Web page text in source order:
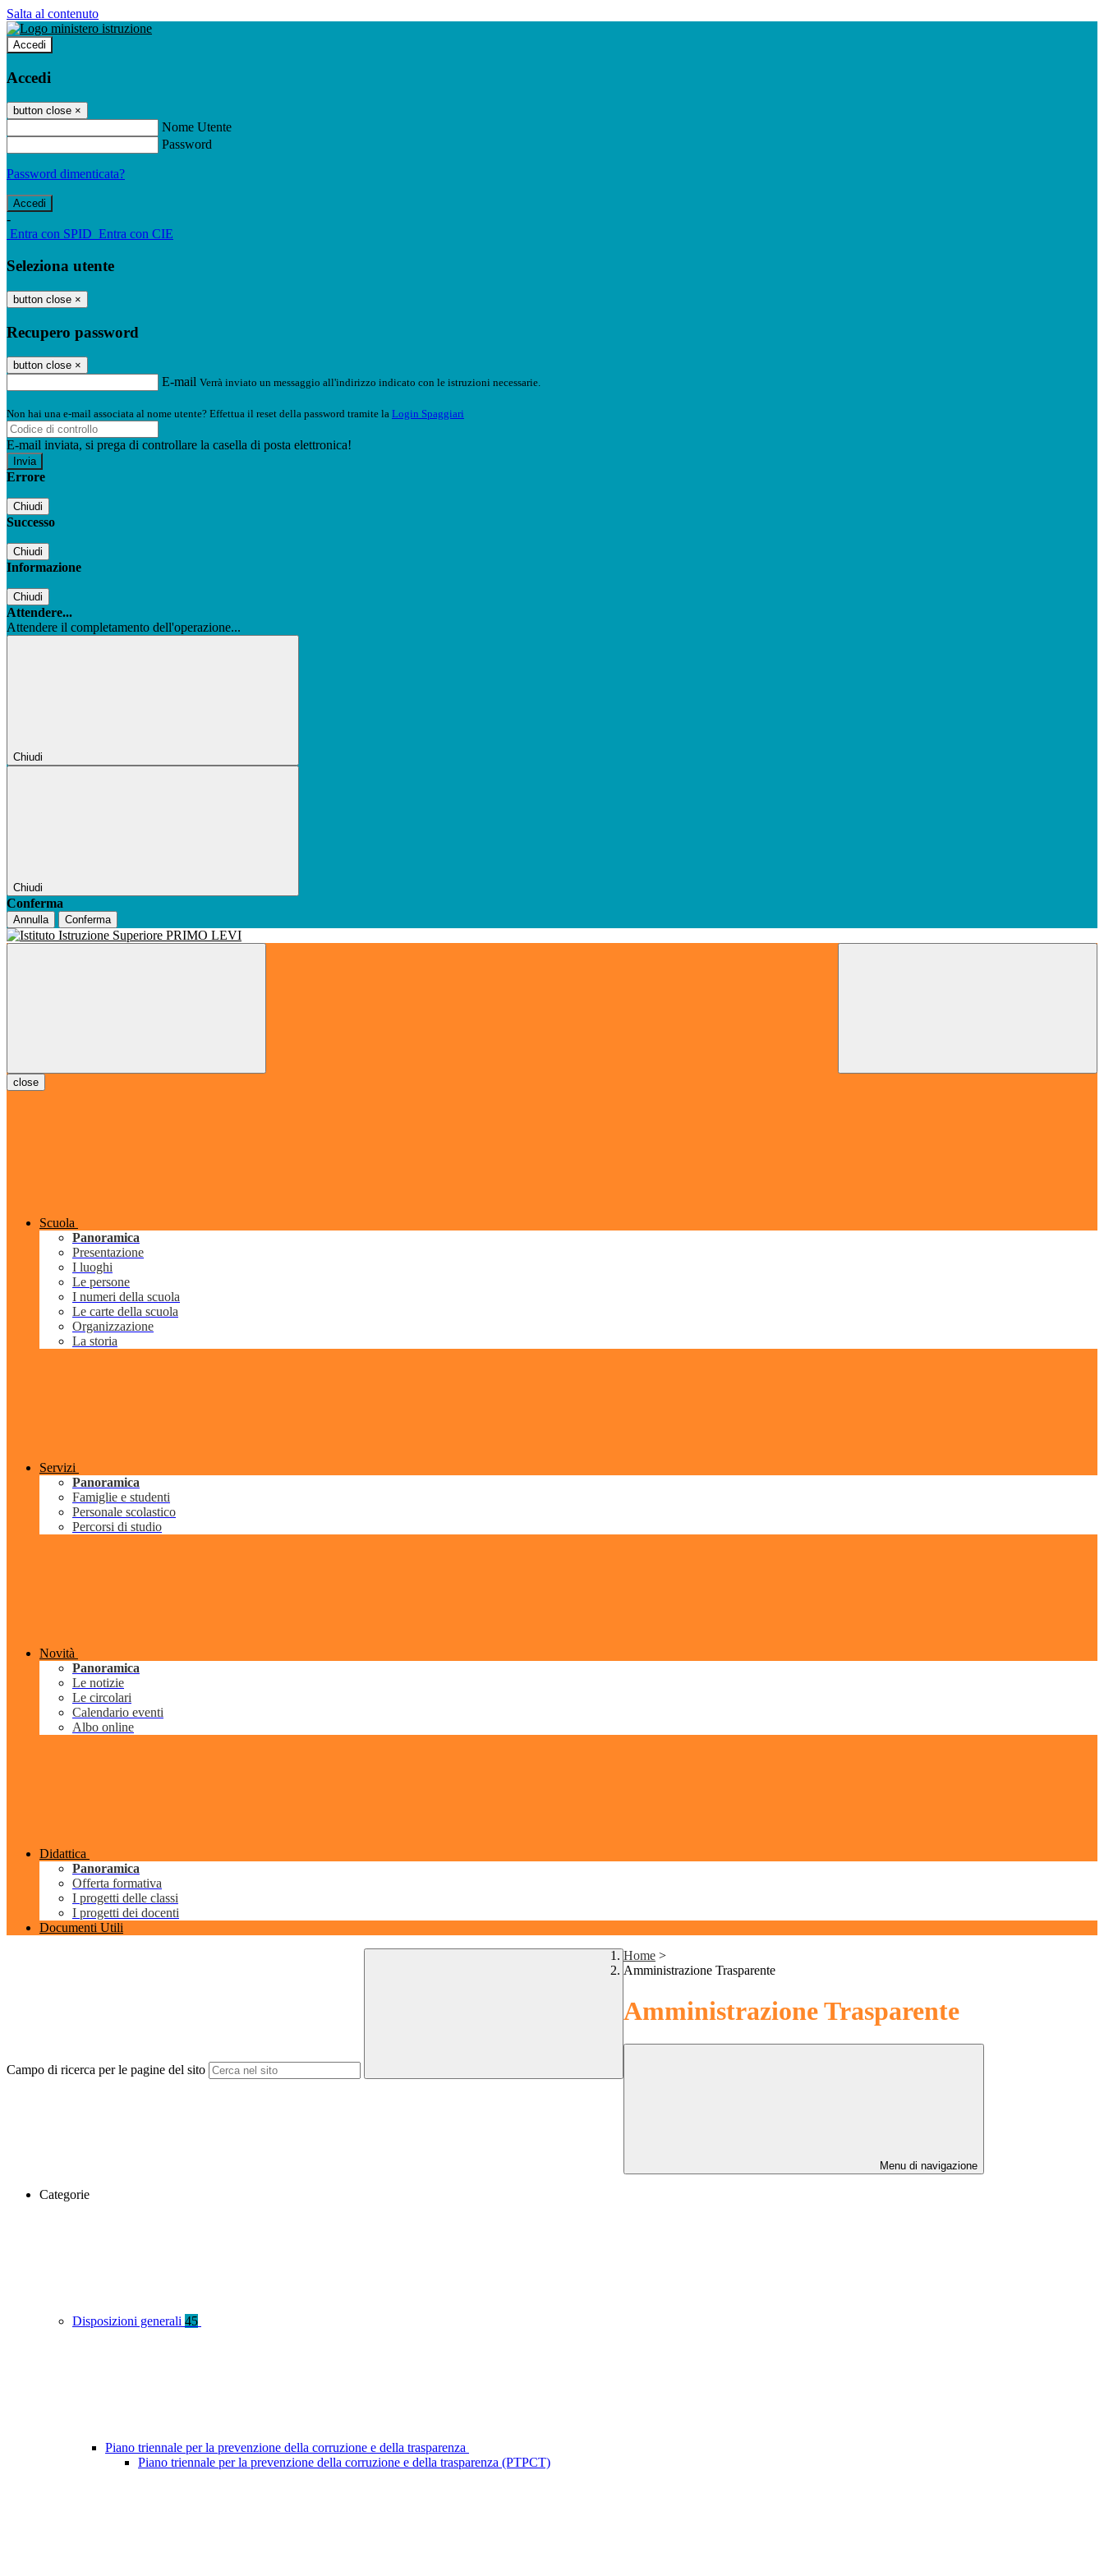
Salta al contenuto
Accedi
Accedi
button close ×
Nome Utente
Password
Password dimenticata?
-
Entra con SPID Entra con CIE
Seleziona utente
button close ×
Recupero password
button close ×
E-mail Verrà inviato un messaggio all'indirizzo indicato con le istruzioni necessarie.
Non hai una e-mail associata al nome utente? Effettua il reset della password tramite la Login Spaggiari
E-mail inviata, si prega di controllare la casella di posta elettronica!
Errore
Chiudi
Successo
Chiudi
Informazione
Chiudi
Attendere...
Attendere il completamento dell'operazione...
Chiudi
Chiudi
Conferma
Annulla Conferma
close
Scuola
Panoramica
Presentazione
I luoghi
Le persone
I numeri della scuola
Le carte della scuola
Organizzazione
La storia
Servizi
Panoramica
Famiglie e studenti
Personale scolastico
Percorsi di studio
Novità
Panoramica
Le notizie
Le circolari
Calendario eventi
Albo online
Didattica
Panoramica
Offerta formativa
I progetti delle classi
I progetti dei docenti
Documenti Utili
Campo di ricerca per le pagine del sito
Home >
Amministrazione Trasparente
Amministrazione Trasparente
Menu di navigazione
Categorie
Disposizioni generali 45
Piano triennale per la prevenzione della corruzione e della trasparenza
Piano triennale per la prevenzione della corruzione e della trasparenza (PTPCT)